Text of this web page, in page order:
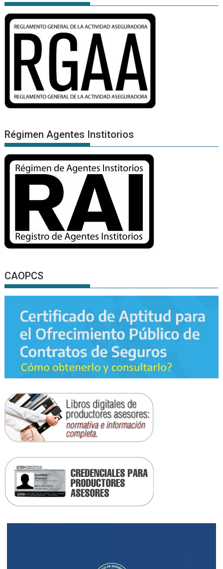
Régimen Agentes Institorios
CAOPCS